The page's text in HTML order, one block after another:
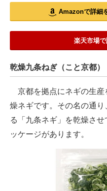
Amazonで詳細
楽天市場で
乾燥九条ねぎ（こと京都）
京都を拠点にネギの生産
燥ネギです。その名の通
る「九条ネギ」を乾燥さ
ッケージがあります。